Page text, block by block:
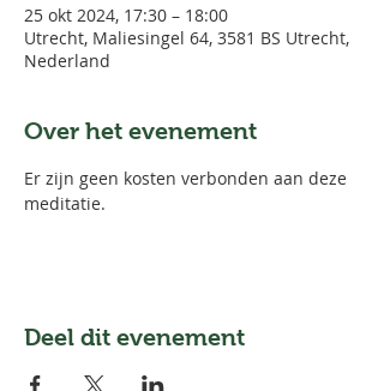
25 okt 2024, 17:30 – 18:00
Utrecht, Maliesingel 64, 3581 BS Utrecht,
Nederland
Over het evenement
Er zijn geen kosten verbonden aan deze
meditatie.
Deel dit evenement